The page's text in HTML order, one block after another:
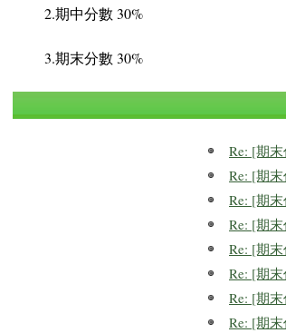
2.期中分數 30%
3.期末分數 30%
Re: [期
Re: [期
Re: [期
Re: [期
Re: [期
Re: [期
Re: [期
Re: [期